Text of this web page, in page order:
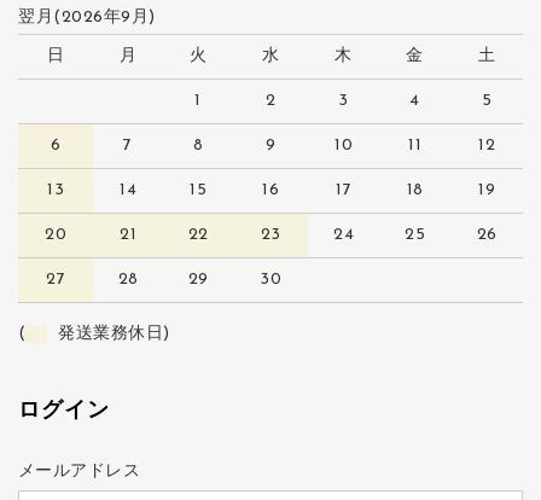
翌月(2026年9月)
日 月 火 水 木 金 土
1 2 3 4 5
6 7 8 9 10 11 12
13 14 15 16 17 18 19
20 21 22 23 24 25 26
27 28 29 30
( 発送業務休日)
ログイン
メールアドレス